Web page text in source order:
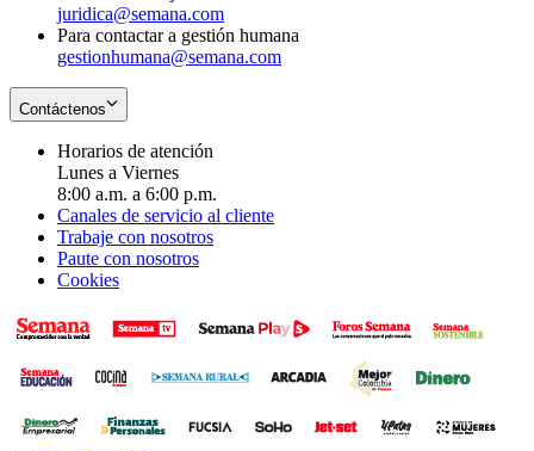
juridica@semana.com
Para contactar a gestión humana
gestionhumana@semana.com
Contáctenos
Horarios de atención
Lunes a Viernes
8:00 a.m. a 6:00 p.m.
Canales de servicio al cliente
Trabaje con nosotros
Paute con nosotros
Cookies